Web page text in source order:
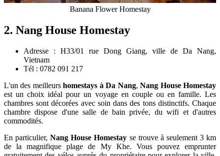
Banana Flower Homestay
2. Nang House Homestay
Adresse : H33/01 rue Dong Giang, ville de Da Nang,
Vietnam
Tél : 0782 091 217
L'un des meilleurshomestays à Da Nang,Nang House Homestay
est un choix idéal pour un voyage en couple ou en famille. Les
chambres sont décorées avec soin dans des tons distinctifs. Chaque
chambre dispose d'une salle de bain privée, du wifi et d'autres
commodités.
En particulier,Nang House Homestay se trouve à seulement 3 km
de la magnifique plage de My Khe. Vous pouvez emprunter